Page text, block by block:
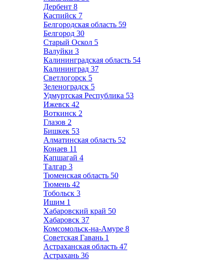
Дербент 8
Каспийск 7
Белгородская область 59
Белгород 30
Старый Оскол 5
Валуйки 3
Калининградская область 54
Калининград 37
Светлогорск 5
Зеленоградск 5
Удмуртская Республика 53
Ижевск 42
Воткинск 2
Глазов 2
Бишкек 53
Алматинская область 52
Конаев 11
Капшагай 4
Талгар 3
Тюменская область 50
Тюмень 42
Тобольск 3
Ишим 1
Хабаровский край 50
Хабаровск 37
Комсомольск-на-Амуре 8
Советская Гавань 1
Астраханская область 47
Астрахань 36